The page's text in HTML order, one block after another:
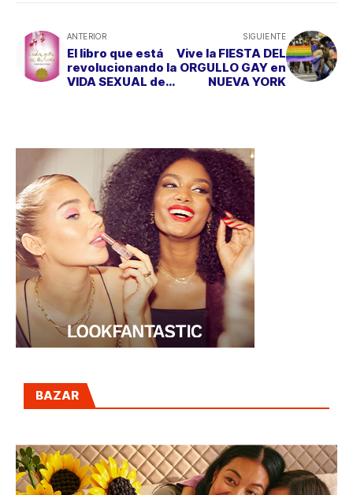
ANTERIOR
El libro que está
revolucionando la
VIDA SEXUAL de
SIGUIENTE
Vive la FIESTA DEL
ORGULLO GAY en
NUEVA YORK
BAZAR